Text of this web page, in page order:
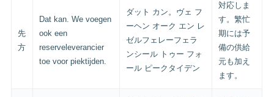
先
方
Dat kan. We voegen
ook een
reserveleverancier
toe voor piektijden.
ダット カン。ヴェ フ
ーヘン オーク エン レ
ゼルフェレーフェラ
ンシール トゥー フォ
ール ピークタイデン
対応しま
す。繁忙
期には予
備の供給
元も加え
ます。